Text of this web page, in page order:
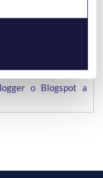
dominio
Hostinet
o Blogspot a